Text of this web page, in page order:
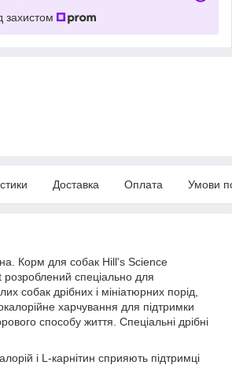
захистом
Доставка Оплата Умови
Корм для собак Hill's Science
спеціально для
собак дрібних і мініатюрних порід,
харчування для підтримки
способу життя. Спеціальні дрібні
і L-карнітин сприяють підтримці